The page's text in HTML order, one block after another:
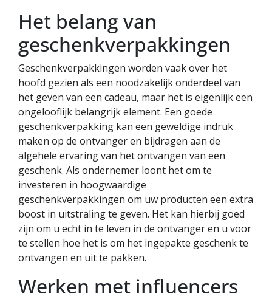
Het belang van
geschenkverpakkingen
Geschenkverpakkingen worden vaak over het
hoofd gezien als een noodzakelijk onderdeel van
het geven van een cadeau, maar het is eigenlijk een
ongelooflijk belangrijk element. Een goede
geschenkverpakking kan een geweldige indruk
maken op de ontvanger en bijdragen aan de
algehele ervaring van het ontvangen van een
geschenk. Als ondernemer loont het om te
investeren in hoogwaardige
geschenkverpakkingen om uw producten een extra
boost in uitstraling te geven. Het kan hierbij goed
zijn om u echt in te leven in de ontvanger en u voor
te stellen hoe het is om het ingepakte geschenk te
ontvangen en uit te pakken.
Werken met influencers